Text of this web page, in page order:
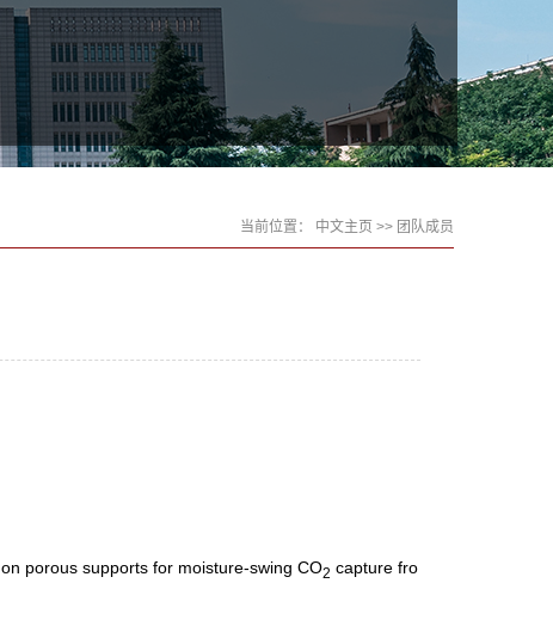
当前位置： 中文主页 >> 团队成员
on porous supports for moisture-swing CO2 capture fro